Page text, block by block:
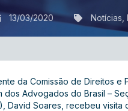
13/03/2020 Notícias
da Comissão de Direitos e
dos Advogados do Brasil –
David Soares, recebeu visita